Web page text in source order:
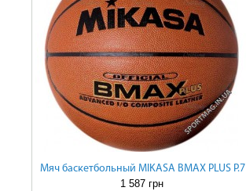
Мяч баскетбольный MIKASA BMAX PLUS P.7
1 587 грн